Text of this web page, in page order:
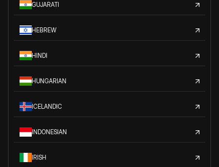
GUJARATI
HEBREW
HINDI
HUNGARIAN
ICELANDIC
INDONESIAN
IRISH